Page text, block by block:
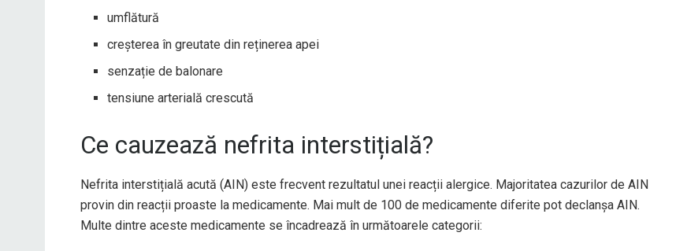
umflătură
creșterea în greutate din reținerea apei
senzație de balonare
tensiune arterială crescută
Ce cauzează nefrita interstițială?
Nefrita interstițială acută (AIN) este frecvent rezultatul unei reacții alergice. Majoritatea cazurilor de AIN
provin din reacții proaste la medicamente. Mai mult de 100 de medicamente diferite pot declanșa AIN.
Multe dintre aceste medicamente se încadrează în următoarele categorii: